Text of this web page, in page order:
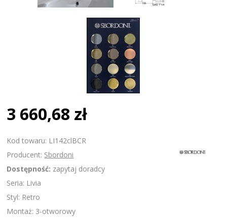
3 660,68 zł
Kod towaru: LI142clBCR
Producent: Sbordoni
Dostępność: zapytaj doradcy
Seria: Livia
Styl: Retro
Montaż: 3-otworowy